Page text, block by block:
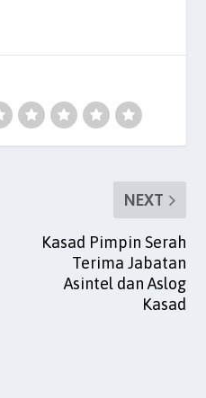
dI
n
t
NEXT
Kasad Pimpin Serah
Terima Jabatan
Asintel dan Aslog
Kasad